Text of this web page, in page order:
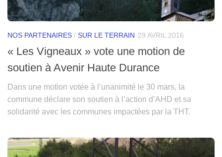
NOS PARTENAIRES / SUR LE TERRAIN 29 AVRIL 2016
« Les Vigneaux » vote une motion de
soutien à Avenir Haute Durance
Dans une motion votée à l’unanimité le 30 mars, la
commune déclare son soutien à l’action d’AHD et sa
solidarité avec les communes impactées par la THT.